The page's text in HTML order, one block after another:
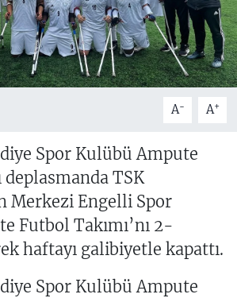
A- A+
Spor Kulübü Ampute
deplasmanda TSK
Merkezi Engelli Spor
Futbol Takımı’nı 2-
haftayı galibiyetle kapattı.
Spor Kulübü Ampute